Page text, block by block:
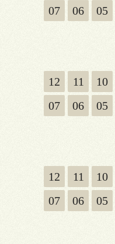
07
06 05
12 11 10
07
06 05
12 11 10
07
06 05